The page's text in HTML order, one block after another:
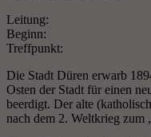
Leitung:
Beginn:
Treffpunkt:
Die Stadt Düren erwarb
Osten der Stadt für einen
beerdigt. Der alte
nach dem 2. Weltkrieg zum